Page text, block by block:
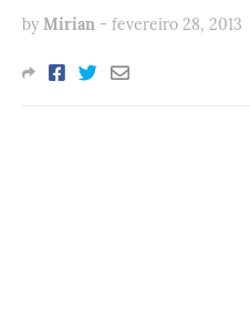
by Mirian - fevereiro 28, 2013